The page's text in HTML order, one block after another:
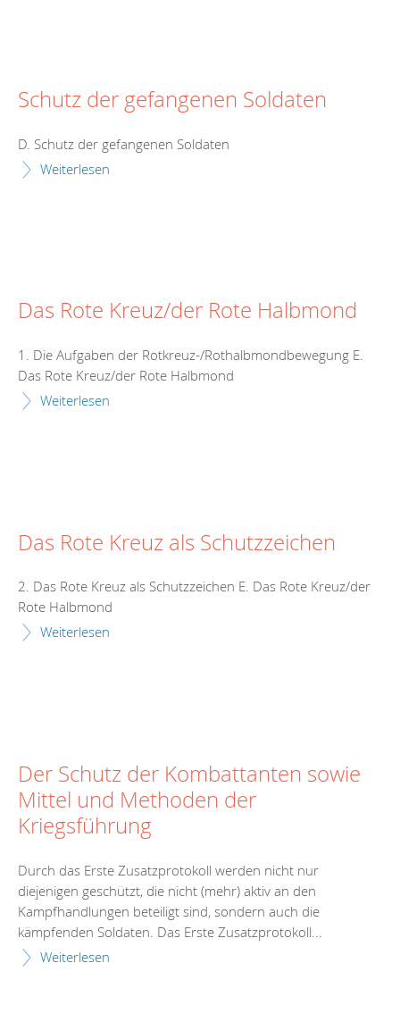
Schutz der gefangenen Soldaten
D. Schutz der gefangenen Soldaten
Weiterlesen
Das Rote Kreuz/der Rote Halbmond
1. Die Aufgaben der Rotkreuz-/Rothalbmondbewegung E.
Das Rote Kreuz/der Rote Halbmond
Weiterlesen
Das Rote Kreuz als Schutzzeichen
2. Das Rote Kreuz als Schutzzeichen E. Das Rote Kreuz/der
Rote Halbmond
Weiterlesen
Der Schutz der Kombattanten sowie
Mittel und Methoden der
Kriegsführung
Durch das Erste Zusatzprotokoll werden nicht nur
diejenigen geschützt, die nicht (mehr) aktiv an den
Kampfhandlungen beteiligt sind, sondern auch die
kämpfenden Soldaten. Das Erste Zusatzprotokoll...
Weiterlesen